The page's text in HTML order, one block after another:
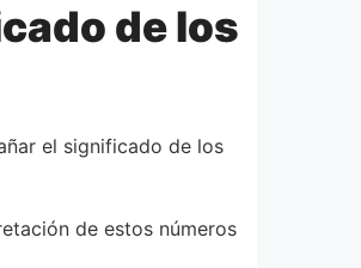
de los
el significado de los
de estos números